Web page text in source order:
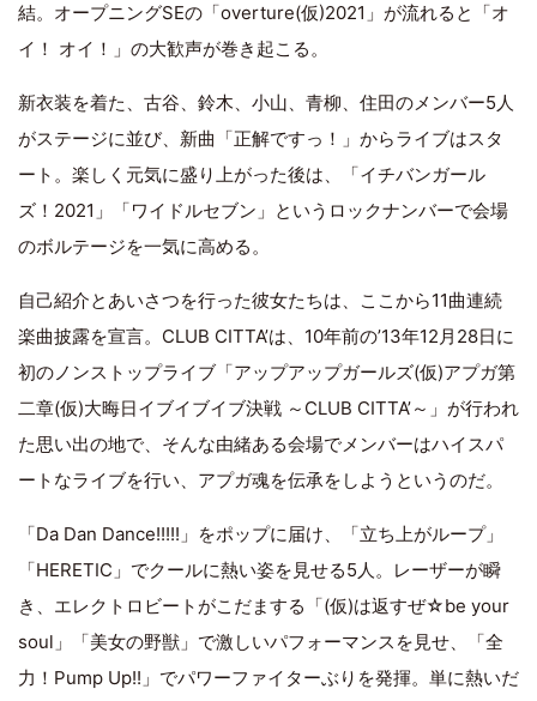
結。オープニングSEの「overture(仮)2021」が流れると「オ
イ！ オイ！」の大歓声が巻き起こる。
新衣装を着た、古谷、鈴木、小山、青柳、住田のメンバー5人
がステージに並び、新曲「正解ですっ！」からライブはスタ
ート。楽しく元気に盛り上がった後は、「イチバンガール
ズ！2021」「ワイドルセブン」というロックナンバーで会場
のボルテージを一気に高める。
自己紹介とあいさつを行った彼女たちは、ここから11曲連続
楽曲披露を宣言。CLUB CITTA’は、10年前の’13年12月28日に
初のノンストップライブ「アップアップガールズ(仮)アプガ第
二章(仮)大晦日イブイブイブ決戦 ～CLUB CITTA’～」が行われ
た思い出の地で、そんな由緒ある会場でメンバーはハイスパ
ートなライブを行い、アプガ魂を伝承をしようというのだ。
「Da Dan Dance!!!!!」をポップに届け、「立ち上がループ」
「HERETIC」でクールに熱い姿を見せる5人。レーザーが瞬
き、エレクトロビートがこだまする「(仮)は返すぜ☆be your
soul」「美女の野獣」で激しいパフォーマンスを見せ、「全
力！Pump Up!!」でパワーファイターぶりを発揮。単に熱いだ